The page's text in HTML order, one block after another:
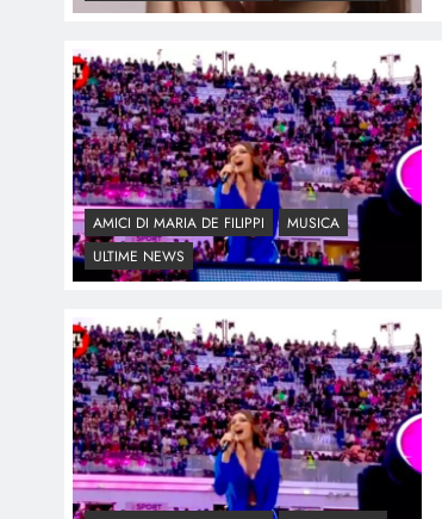
AMICI DI MARIA DE FILIPPI
MUSICA
ULTIME NEWS